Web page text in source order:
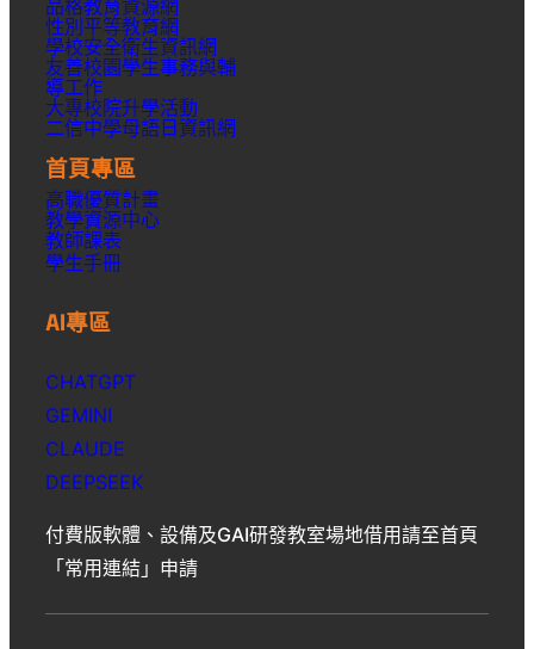
品格教育資源網
性別平等教育網
學校安全衛生資訊網
友善校園學生事務與輔
導工作
大專校院升學活動
二信中學母語日資訊網
首頁專區
高職優質計畫
教學資源中心
教師課表
學生手冊
AI專區
CHATGPT
GEMINI
CLAUDE
DEEPSEEK
付費版軟體、設備及GAI研發教室場地借用請至首頁
「常用連結」申請